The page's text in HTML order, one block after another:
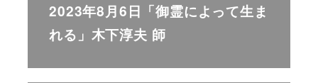
2023年8月6日「御霊によって生ま
れる」木下淳夫 師